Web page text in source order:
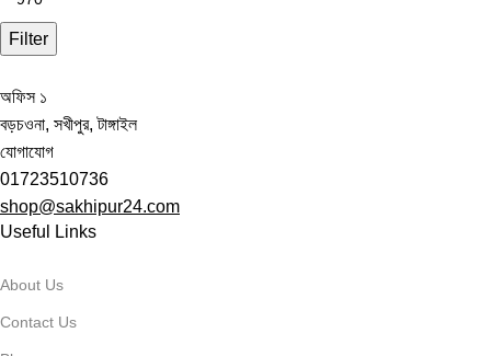
Filter
অফিস ১
বড়চওনা, সখীপুর, টাঙ্গাইল
যোগাযোগ
01723510736
shop@sakhipur24.com
Useful Links
About Us
Contact Us